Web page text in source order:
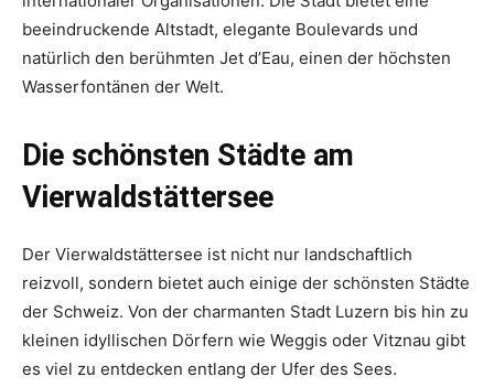
beeindruckende Altstadt, elegante Boulevards und
natürlich den berühmten Jet d’Eau, einen der höchsten
Wasserfontänen der Welt.
Die schönsten Städte am
Vierwaldstättersee
Der Vierwaldstättersee ist nicht nur landschaftlich
reizvoll, sondern bietet auch einige der schönsten Städte
der Schweiz. Von der charmanten Stadt Luzern bis hin zu
kleinen idyllischen Dörfern wie Weggis oder Vitznau gibt
es viel zu entdecken entlang der Ufer des Sees.